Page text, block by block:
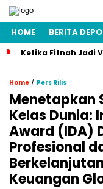
HOME BERITA
Ketika Fitnah Jadi
Home / Pers Rilis
Menetapkan
Kelas Dunia:
Award (IDA)
Profesional
Keuangan